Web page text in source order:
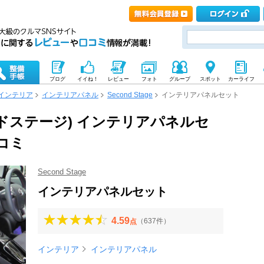
ブログ イイね！ レビュー フォト グループ スポット カーライフ
ンテリア インテリアパネル Second Stage インテリアパネルセット
ステージ) インテリアパネルセ
ミ
Second Stage
インテリアパネルセット
4.59点 （637件）
インテリア インテリアパネル